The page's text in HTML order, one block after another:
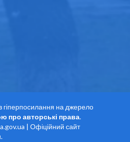
гіперпосилання на джерело
про авторські права.
| Офіційний сайт